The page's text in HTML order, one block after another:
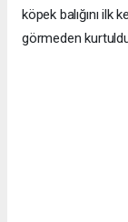
köpek balığını
görmeden